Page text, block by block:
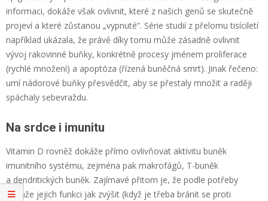
informaci, dokáže však ovlivnit, které z našich genů se skutečně
projeví a které zůstanou „vypnuté“. Série studií z přelomu tisíciletí
například ukázala, že právě díky tomu může zásadně ovlivnit
vývoj rakovinné buňky, konkrétně procesy jménem proliferace
(rychlé množení) a apoptóza (řízená buněčná smrt). Jinak řečeno:
umí nádorové buňky přesvědčit, aby se přestaly množit a raději
spáchaly sebevraždu.
Na srdce i imunitu
Vitamin D rovněž dokáže přímo ovlivňovat aktivitu buněk
imunitního systému, zejména pak makrofágů, T-buněk
a dendritických buněk. Zajímavé přitom je, že podle potřeby
dokáže jejich funkci jak zvýšit (když je třeba bránit se proti